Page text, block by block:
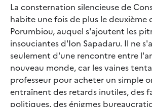
La consternation silencieuse de
habite une fois de plus le deuxième
Porumbiou, auquel s'ajoutent les
insouciantes d'Ion Sapadaru. Il ne
seulement d'une rencontre entre
nouveau monde, car les vaines
professeur pour acheter un simple
entraînent des retards inutiles, des
politiques, des énigmes